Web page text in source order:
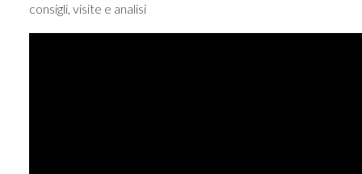
consigli, visite e analisi